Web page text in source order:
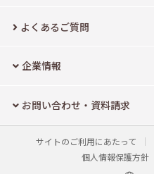
よくあるご質問
企業情報
お問い合わせ・資料請求
サイトのご利用にあたって
個人情報保護方針